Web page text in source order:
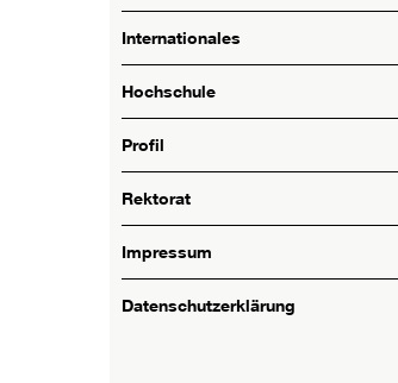
Internationales
Hochschule
Profil
Rektorat
Impressum
Datenschutzerklärung